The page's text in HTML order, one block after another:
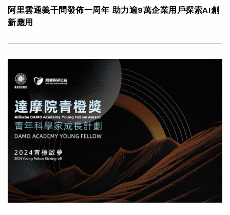
阿里雲通義千問發佈一周年 助力逾9萬企業用戶探索AI創
新應用